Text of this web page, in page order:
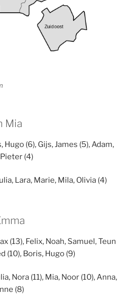
Mia
Hugo (6), Gijs, James (5), Adam,
(4)
Lara, Marie, Mila, Olivia (4)
(13), Felix, Noah, Samuel, Teun
(10), Boris, Hugo (9)
Nora (11), Mia, Noor (10), Anna,
(8)